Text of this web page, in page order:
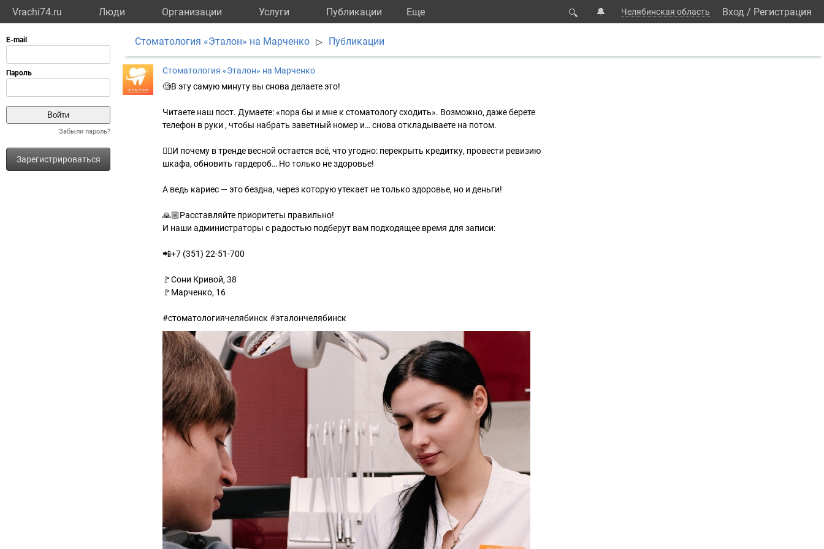
Vrachi74.ru Люди Организации Услуги Публикации Eще 🔍 🔔 Челябинская область Вход / Регистрация
Забыли пароль?
Зарегистрироваться
Стоматология «Эталон» на Марченко ▷ Публикации
Стоматология «Эталон» на Марченко
🧐В эту самую минуту вы снова делаете это!
Читаете наш пост. Думаете: «пора бы и мне к стоматологу сходить». Возможно, даже берете
телефон в руки , чтобы набрать заветный номер и… снова откладываете на потом.
😮‍💨И почему в тренде весной остается всё, что угодно: перекрыть кредитку, провести ревизию
шкафа, обновить гардероб… Но только не здоровье!
А ведь кариес — это бездна, через которую утекает не только здоровье, но и деньги!
🙏🏼Расставляйте приоритеты правильно!
И наши администраторы с радостью подберут вам подходящее время для записи:
📲+7 (351) 22-51-700
🚩Сони Кривой, 38
🚩Марченко, 16
#стоматологиячелябинск #эталончелябинск